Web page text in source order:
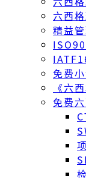
六西
精益
免费
《六
免费